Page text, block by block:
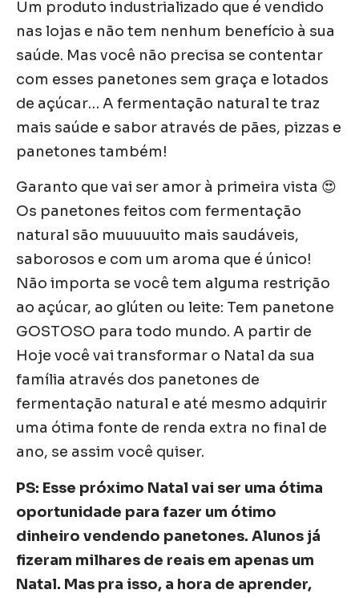
Um produto industrializado que é vendido
nas lojas e não tem nenhum benefício à sua
saúde. Mas você não precisa se contentar
com esses panetones sem graça e lotados
de açúcar… A fermentação natural te traz
mais saúde e sabor através de pães, pizzas e
panetones também!
Garanto que vai ser amor à primeira vista 😍
Os panetones feitos com fermentação
natural são muuuuuito mais saudáveis,
saborosos e com um aroma que é único!
Não importa se você tem alguma restrição
ao açúcar, ao glúten ou leite: Tem panetone
GOSTOSO para todo mundo. A partir de
Hoje você vai transformar o Natal da sua
família através dos panetones de
fermentação natural e até mesmo adquirir
uma ótima fonte de renda extra no final de
ano, se assim você quiser.
PS: Esse próximo Natal vai ser uma ótima
oportunidade para fazer um ótimo
dinheiro vendendo panetones. Alunos já
fizeram milhares de reais em apenas um
Natal. Mas pra isso, a hora de aprender,